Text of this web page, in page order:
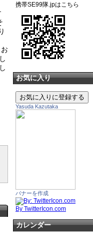
携帯SE99隊.jpはこちら
お気に入り
Yasuda Kazutaka
バナーを作成
By TwitterIcon.com
カレンダー